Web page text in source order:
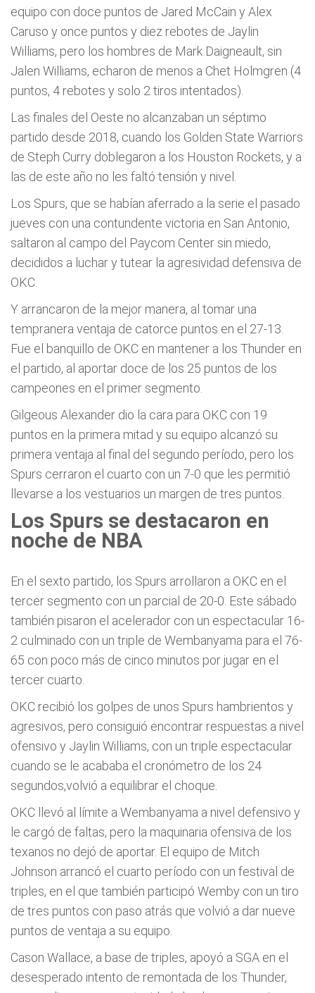
equipo con doce puntos de Jared McCain y Alex
Caruso y once puntos y diez rebotes de Jaylin
Williams, pero los hombres de Mark Daigneault, sin
Jalen Williams, echaron de menos a Chet Holmgren (4
puntos, 4 rebotes y solo 2 tiros intentados).
Las finales del Oeste no alcanzaban un séptimo
partido desde 2018, cuando los Golden State Warriors
de Steph Curry doblegaron a los Houston Rockets, y a
las de este año no les faltó tensión y nivel.
Los Spurs, que se habían aferrado a la serie el pasado
jueves con una contundente victoria en San Antonio,
saltaron al campo del Paycom Center sin miedo,
decididos a luchar y tutear la agresividad defensiva de
OKC.
Y arrancaron de la mejor manera, al tomar una
tempranera ventaja de catorce puntos en el 27-13.
Fue el banquillo de OKC en mantener a los Thunder en
el partido, al aportar doce de los 25 puntos de los
campeones en el primer segmento.
Gilgeous Alexander dio la cara para OKC con 19
puntos en la primera mitad y su equipo alcanzó su
primera ventaja al final del segundo período, pero los
Spurs cerraron el cuarto con un 7-0 que les permitió
llevarse a los vestuarios un margen de tres puntos.
Los Spurs se destacaron en
noche de NBA
En el sexto partido, los Spurs arrollaron a OKC en el
tercer segmento con un parcial de 20-0. Este sábado
también pisaron el acelerador con un espectacular 16-
2 culminado con un triple de Wembanyama para el 76-
65 con poco más de cinco minutos por jugar en el
tercer cuarto.
OKC recibió los golpes de unos Spurs hambrientos y
agresivos, pero consiguió encontrar respuestas a nivel
ofensivo y Jaylin Williams, con un triple espectacular
cuando se le acababa el cronómetro de los 24
segundos,volvió a equilibrar el choque.
OKC llevó al límite a Wembanyama a nivel defensivo y
le cargó de faltas, pero la maquinaria ofensiva de los
texanos no dejó de aportar. El equipo de Mitch
Johnson arrancó el cuarto período con un festival de
triples, en el que también participó Wemby con un tiro
de tres puntos con paso atrás que volvió a dar nueve
puntos de ventaja a su equipo.
Cason Wallace, a base de triples, apoyó a SGA en el
desesperado intento de remontada de los Thunder,